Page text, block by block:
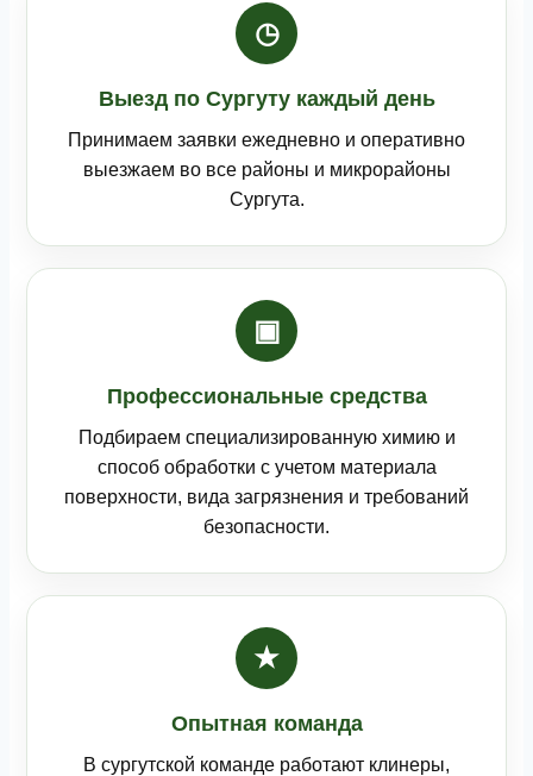
◷
Выезд по Сургуту каждый день
Принимаем заявки ежедневно и оперативно
выезжаем во все районы и микрорайоны
Сургута.
▣
Профессиональные средства
Подбираем специализированную химию и
способ обработки с учетом материала
поверхности, вида загрязнения и требований
безопасности.
★
Опытная команда
В сургутской команде работают клинеры,